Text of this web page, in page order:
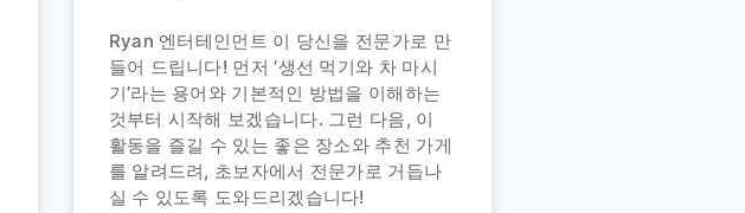
Ryan 엔터테인먼트 이 당신을 전문가로 만
들어 드립니다! 먼저 ‘생선 먹기와 차 마시
기’라는 용어와 기본적인 방법을 이해하는
것부터 시작해 보겠습니다. 그런 다음, 이
활동을 즐길 수 있는 좋은 장소와 추천 가게
를 알려드려, 초보자에서 전문가로 거듭나
실 수 있도록 도와드리겠습니다!